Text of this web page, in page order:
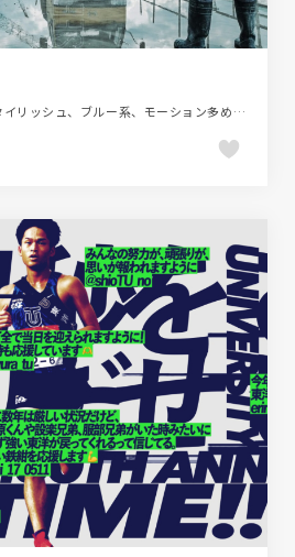
コーポレートサイト、スタイリッシュ、ブルー系、モーション多め、大きめ写真、建設・住宅・不動産